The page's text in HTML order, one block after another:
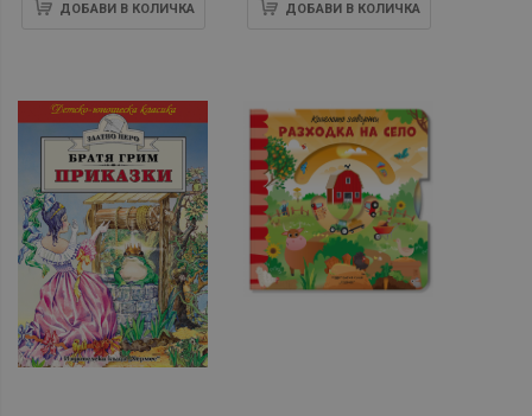
ДОБАВИ В КОЛИЧКА ДОБАВИ В КОЛИЧКА